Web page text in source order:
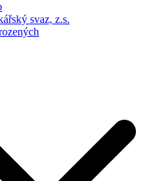
svaz, z.s.